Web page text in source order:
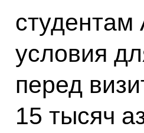
условия
перед
15 тысяч